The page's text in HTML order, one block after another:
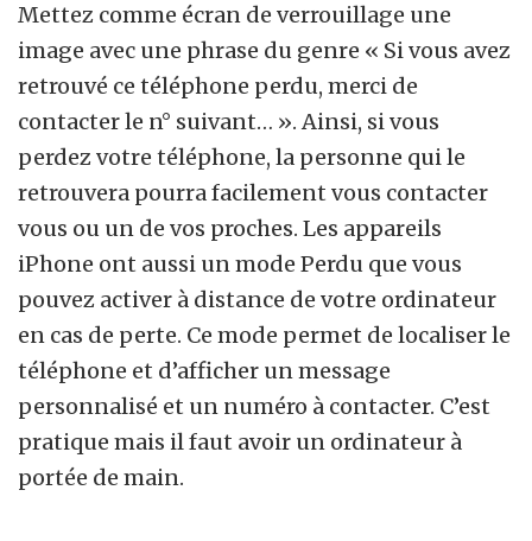
Mettez comme écran de verrouillage une
image avec une phrase du genre « Si vous avez
retrouvé ce téléphone perdu, merci de
contacter le n° suivant… ». Ainsi, si vous
perdez votre téléphone, la personne qui le
retrouvera pourra facilement vous contacter
vous ou un de vos proches. Les appareils
iPhone ont aussi un mode Perdu que vous
pouvez activer à distance de votre ordinateur
en cas de perte. Ce mode permet de localiser le
téléphone et d’afficher un message
personnalisé et un numéro à contacter. C’est
pratique mais il faut avoir un ordinateur à
portée de main.